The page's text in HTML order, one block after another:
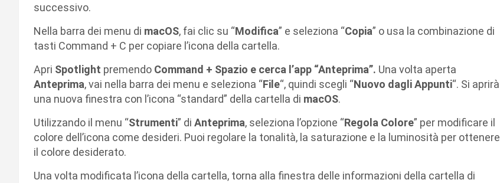
successivo.
Nella barra dei menu di macOS, fai clic su “Modifica” e seleziona “Copia” o usa la combinazione di
tasti Command + C per copiare l’icona della cartella.
Apri Spotlight premendo Command + Spazio e cerca l’app “Anteprima”. Una volta aperta
Anteprima, vai nella barra dei menu e seleziona “File“, quindi scegli “Nuovo dagli Appunti“. Si aprirà
una nuova finestra con l’icona “standard” della cartella di macOS.
Utilizzando il menu “Strumenti” di Anteprima, seleziona l’opzione “Regola Colore” per modificare il
colore dell’icona come desideri. Puoi regolare la tonalità, la saturazione e la luminosità per ottenere
il colore desiderato.
Una volta modificata l’icona della cartella, torna alla finestra delle informazioni della cartella di